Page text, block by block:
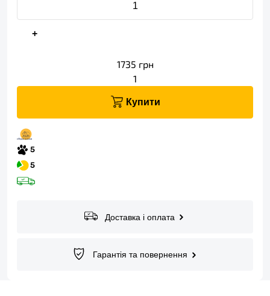
+
1735 грн
1
Купити
Доставка і оплата
Гарантія та повернення